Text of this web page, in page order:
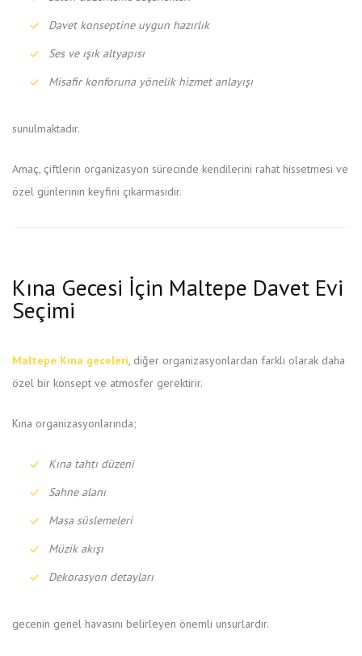
Davet konseptine uygun hazırlık
Ses ve ışık altyapısı
Misafir konforuna yönelik hizmet anlayışı
sunulmaktadır.
Amaç, çiftlerin organizasyon sürecinde kendilerini rahat hissetmesi ve
özel günlerinin keyfini çıkarmasıdır.
Kına Gecesi İçin Maltepe Davet Evi
Seçimi
Maltepe Kına geceleri, diğer organizasyonlardan farklı olarak daha
özel bir konsept ve atmosfer gerektirir.
Kına organizasyonlarında;
Kına tahtı düzeni
Sahne alanı
Masa süslemeleri
Müzik akışı
Dekorasyon detayları
gecenin genel havasını belirleyen önemli unsurlardır.